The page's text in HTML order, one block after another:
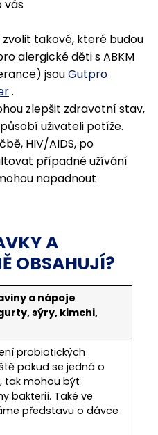
vás
takové, které budou
alergické děti s ABKM
jsouGutpro
.
zlepšit zdravotní stav,
uživateli potíže.
HIV/AIDS, po
případné užívání
napadnout
A
OBSAHUJÍ?
a nápoje
sýry, kimchi,
probiotických
pokud se jedná o
tak mohou být
bakterií. Také ve
představu o dávce